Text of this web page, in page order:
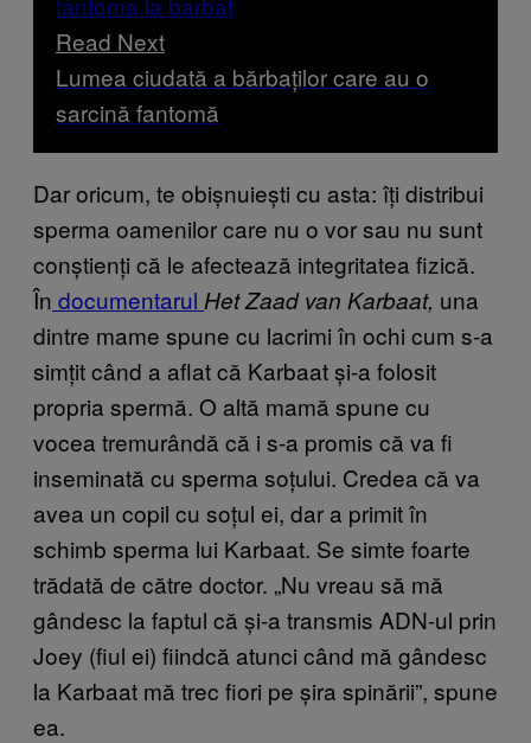
Read Next
Lumea ciudată a bărbaților care au o
sarcină fantomă
Dar oricum, te obișnuiești cu asta: îți distribui
sperma oamenilor care nu o vor sau nu sunt
conștienți că le afectează integritatea fizică.
În documentarul Het Zaad van Karbaat, una
dintre mame spune cu lacrimi în ochi cum s-a
simțit când a aflat că Karbaat și-a folosit
propria spermă. O altă mamă spune cu
vocea tremurândă că i s-a promis că va fi
inseminată cu sperma soțului. Credea că va
avea un copil cu soțul ei, dar a primit în
schimb sperma lui Karbaat. Se simte foarte
trădată de către doctor. „Nu vreau să mă
gândesc la faptul că și-a transmis ADN-ul prin
Joey (fiul ei) fiindcă atunci când mă gândesc
la Karbaat mă trec fiori pe șira spinării”, spune
ea.